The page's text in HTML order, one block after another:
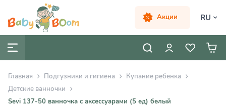
Акции RU
Главная Подгузники и гигиена
Купание ребенка
Детские ванночки
Sevi 137-50 ванночка с аксессуарами (5 ед) белый